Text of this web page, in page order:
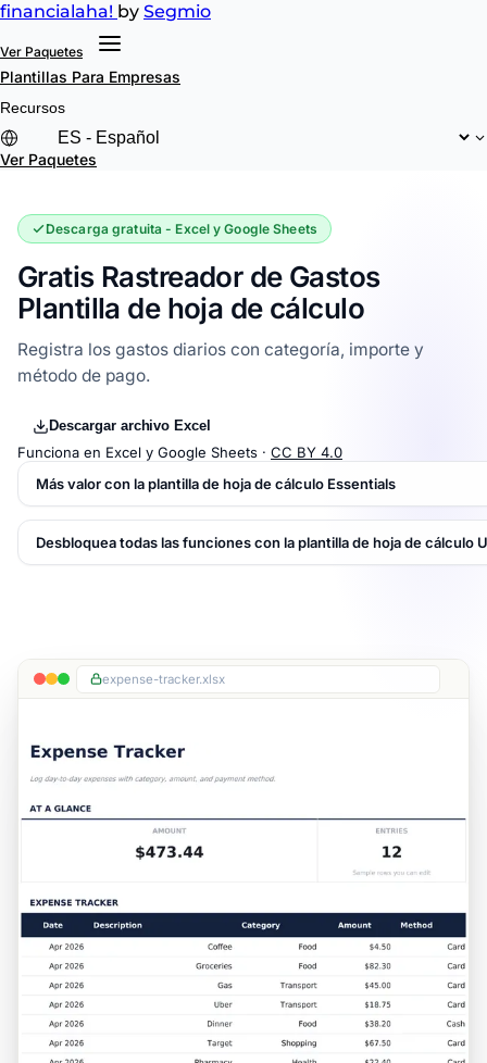
financialaha! by Segmio
Ver Paquetes
Plantillas Para Empresas
Recursos
Ver Paquetes
Descarga gratuita - Excel y Google Sheets
Gratis Rastreador de Gastos
Plantilla de hoja de cálculo
Registra los gastos diarios con categoría, importe y
método de pago.
Descargar archivo Excel
Funciona en Excel y Google Sheets · CC BY 4.0
Más valor con la plantilla de hoja de cálculo Essentials
Desbloquea todas las funciones con la plantilla de hoja de cálculo
expense-tracker.xlsx